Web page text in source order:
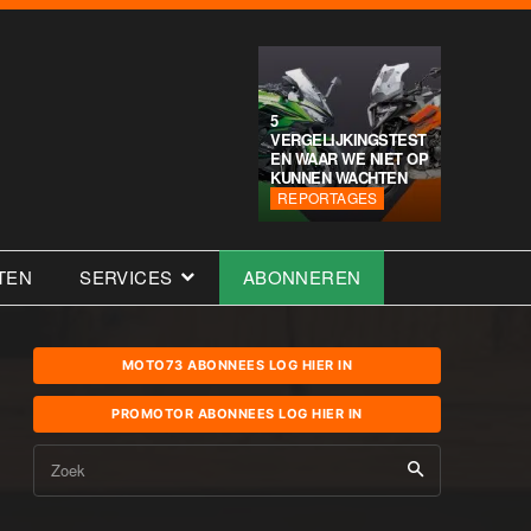
5
VERGELIJKINGSTEST
EN WAAR WE NIET OP
KUNNEN WACHTEN
REPORTAGES
SERVICES ABONNEREN
MOTO73 ABONNEES LOG HIER IN
PROMOTOR ABONNEES LOG HIER IN
Zoek